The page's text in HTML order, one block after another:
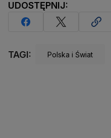
UDOSTĘPNIJ:
TAGI: Polska i Świat